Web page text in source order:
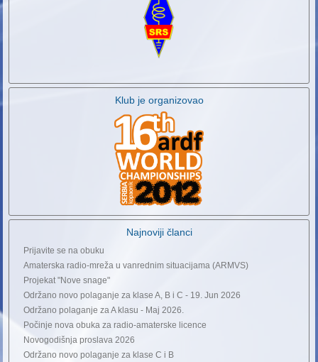
Klub je organizovao
Najnoviji članci
Prijavite se na obuku
Amaterska radio-mreža u vanrednim situacijama (ARMVS)
Projekat "Nove snage"
Održano novo polaganje za klase A, B i C - 19. Jun 2026
Održano polaganje za A klasu - Maj 2026.
Počinje nova obuka za radio-amaterske licence
Novogodišnja proslava 2026
Održano novo polaganje za klase C i B